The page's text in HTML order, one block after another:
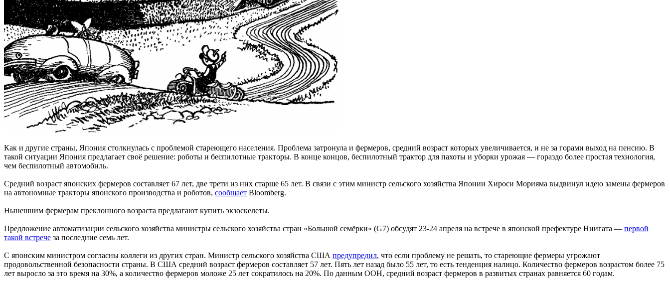
Как и другие страны, Япония столкнулась с проблемой стареющего населения. Проблема затронула и фермеров, средний возраст которых увеличивается, и не за горами выход на пенсию. В
такой ситуации Япония предлагает своё решение: роботы и беспилотные тракторы. В конце концов, беспилотный трактор для пахоты и уборки урожая — гораздо более простая технология,
чем беспилотный автомобиль.
Средний возраст японских фермеров составляет 67 лет, две трети из них старше 65 лет. В связи с этим министр сельского хозяйства Японии Хироси Морияма выдвинул идею замены фермеров
на автономные тракторы японского производства и роботов, сообщает Bloomberg.
Нынешним фермерам преклонного возраста предлагают купить экзоскелеты.
Предложение автоматизации сельского хозяйства министры сельского хозяйства стран «Большой семёрки« (G7) обсудят 23-24 апреля на встрече в японской префектуре Ниигата — первой
такой встрече за последние семь лет.
С японским министром согласны коллеги из других стран. Министр сельского хозяйства США предупредил, что если проблему не решать, то стареющие фермеры угрожают
продовольственной безопасности страны. В США средний возраст фермеров составляет 57 лет. Пять лет назад было 55 лет, то есть тенденция налицо. Количество фермеров возрастом более 75
лет выросло за это время на 30%, а количество фермеров моложе 25 лет сократилось на 20%. По данным ООН, средний возраст фермеров в развитых странах равняется 60 годам.